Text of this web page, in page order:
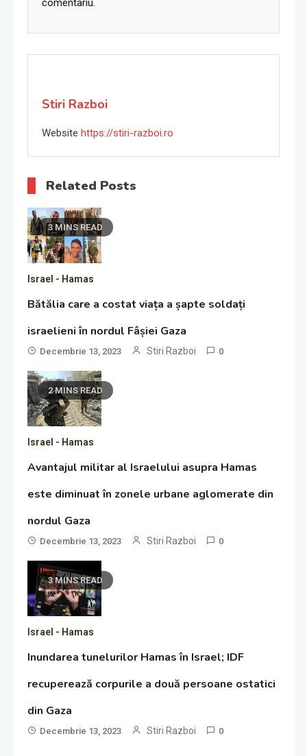
comentariu.
Stiri Razboi
Website https://stiri-razboi.ro
Related Posts
3 MINS READ
Israel - Hamas
Bătălia care a costat viața a șapte soldați
israelieni în nordul Fâșiei Gaza
Decembrie 13, 2023 Stiri Razboi 0
2 MINS READ
Israel - Hamas
Avantajul militar al Israelului asupra Hamas
este diminuat în zonele urbane aglomerate din
nordul Gaza
Decembrie 13, 2023 Stiri Razboi 0
3 MINS READ
Israel - Hamas
Inundarea tunelurilor Hamas în Israel; IDF
recuperează corpurile a două persoane ostatici
din Gaza
Decembrie 13, 2023 Stiri Razboi 0